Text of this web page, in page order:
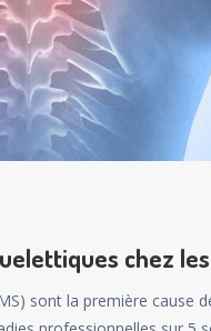
chez
sont la première cause